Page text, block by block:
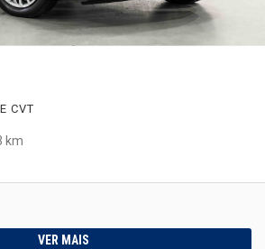
CVT
km
VER MAIS